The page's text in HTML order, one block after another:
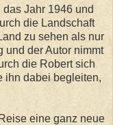
Jahr 1946 und
die Landschaft
zu sehen als nur
und der Autor nimmt
die Robert sich
ihn dabei begleiten,
eine ganz neue